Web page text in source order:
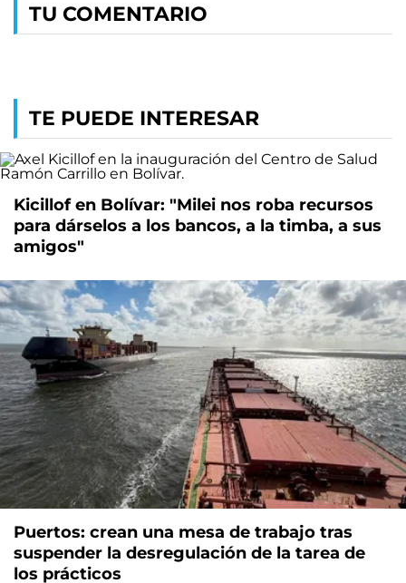
TU COMENTARIO
TE PUEDE INTERESAR
Kicillof en Bolívar: "Milei nos roba recursos
para dárselos a los bancos, a la timba, a sus
amigos"
Puertos: crean una mesa de trabajo tras
suspender la desregulación de la tarea de
los prácticos